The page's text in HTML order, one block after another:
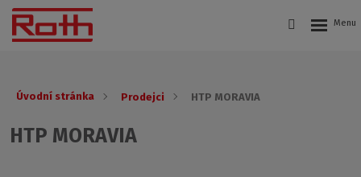
Úvodní stránka Prodejci HTP MORAVIA
HTP MORAVIA